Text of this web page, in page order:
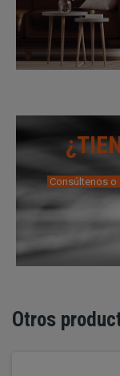
Consúltenos
Otros